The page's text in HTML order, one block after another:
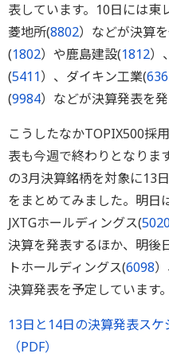
表しています。10日には東
菱地所(8802）などが決算
(1802）や鹿島建設(1812）
(5411）、ダイキン工業(
(9984）などが決算発表を発
こうしたなかTOPIX500採
表も今週で終わりとなりま
の3月決算銘柄を対象に13
をまとめてみました。明日
JXTGホールディングス(
決算を発表するほか、明後
トホールディングス(6098
決算発表を予定しています。
13日と14日の決算発表ス
（PDF）